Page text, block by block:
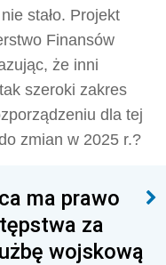
stało. Projekt
Finansów
że inni
szeroki zakres
dla tej
zmian w 2025 r.?
ma prawo
za
wojskową